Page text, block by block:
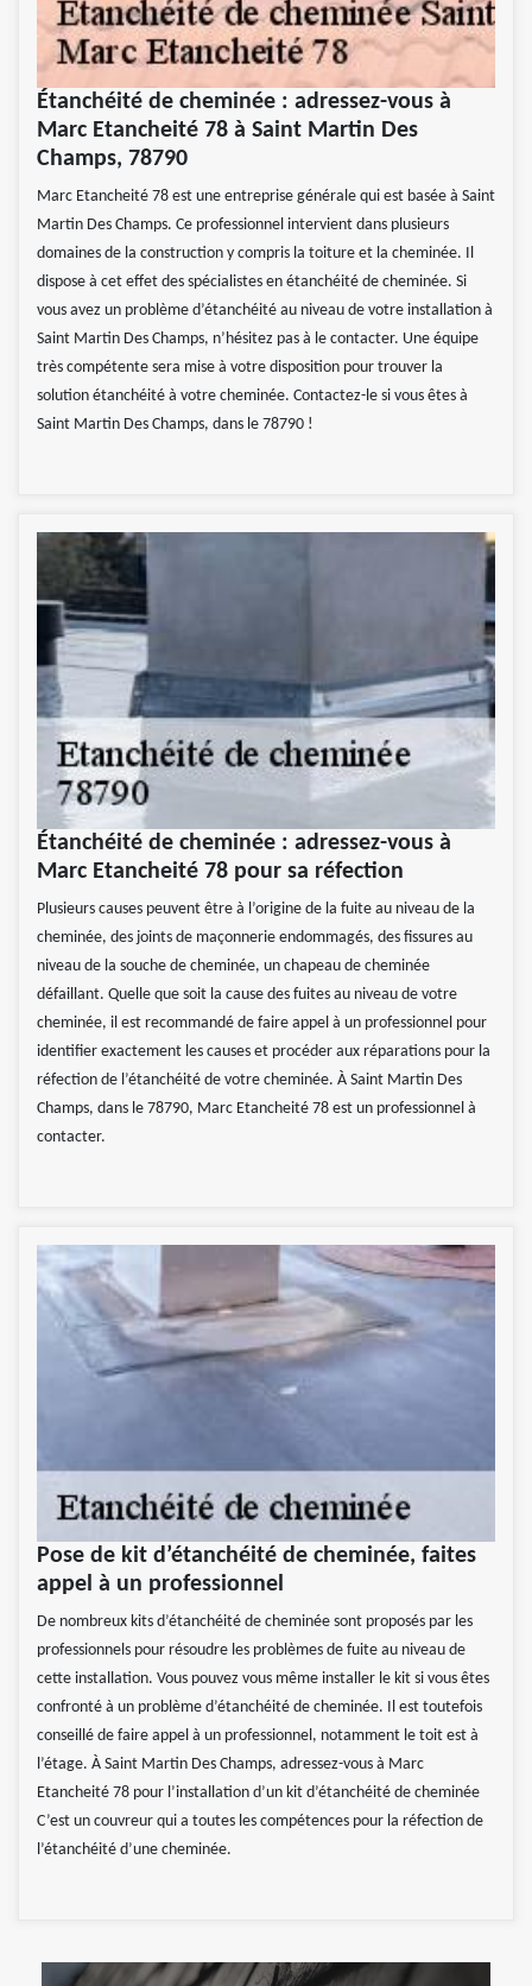
Étanchéité de cheminée : adressez-vous à
Marc Etancheité 78 à Saint Martin Des
Champs, 78790
Marc Etancheité 78 est une entreprise générale qui est basée à Saint
Martin Des Champs. Ce professionnel intervient dans plusieurs
domaines de la construction y compris la toiture et la cheminée. Il
dispose à cet effet des spécialistes en étanchéité de cheminée. Si
vous avez un problème d’étanchéité au niveau de votre installation à
Saint Martin Des Champs, n’hésitez pas à le contacter. Une équipe
très compétente sera mise à votre disposition pour trouver la
solution étanchéité à votre cheminée. Contactez-le si vous êtes à
Saint Martin Des Champs, dans le 78790 !
Étanchéité de cheminée : adressez-vous à
Marc Etancheité 78 pour sa réfection
Plusieurs causes peuvent être à l’origine de la fuite au niveau de la
cheminée, des joints de maçonnerie endommagés, des fissures au
niveau de la souche de cheminée, un chapeau de cheminée
défaillant. Quelle que soit la cause des fuites au niveau de votre
cheminée, il est recommandé de faire appel à un professionnel pour
identifier exactement les causes et procéder aux réparations pour la
réfection de l’étanchéité de votre cheminée. À Saint Martin Des
Champs, dans le 78790, Marc Etancheité 78 est un professionnel à
contacter.
Pose de kit d’étanchéité de cheminée, faites
appel à un professionnel
De nombreux kits d’étanchéité de cheminée sont proposés par les
professionnels pour résoudre les problèmes de fuite au niveau de
cette installation. Vous pouvez vous même installer le kit si vous êtes
confronté à un problème d’étanchéité de cheminée. Il est toutefois
conseillé de faire appel à un professionnel, notamment le toit est à
l’étage. À Saint Martin Des Champs, adressez-vous à Marc
Etancheité 78 pour l’installation d’un kit d’étanchéité de cheminée
C’est un couvreur qui a toutes les compétences pour la réfection de
l’étanchéité d’une cheminée.